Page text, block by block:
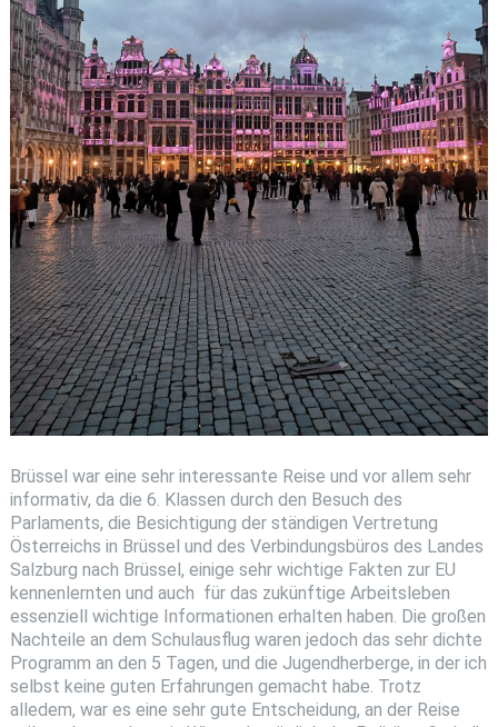
Brüssel war eine sehr interessante Reise und vor allem sehr
informativ, da die 6. Klassen durch den Besuch des
Parlaments, die Besichtigung der ständigen Vertretung
Österreichs in Brüssel und des Verbindungsbüros des Landes
Salzburg nach Brüssel, einige sehr wichtige Fakten zur EU
kennenlernten und auch für das zukünftige Arbeitsleben
essenziell wichtige Informationen erhalten haben. Die großen
Nachteile an dem Schulausflug waren jedoch das sehr dichte
Programm an den 5 Tagen, und die Jugendherberge, in der ich
selbst keine guten Erfahrungen gemacht habe. Trotz
alledem, war es eine sehr gute Entscheidung, an der Reise